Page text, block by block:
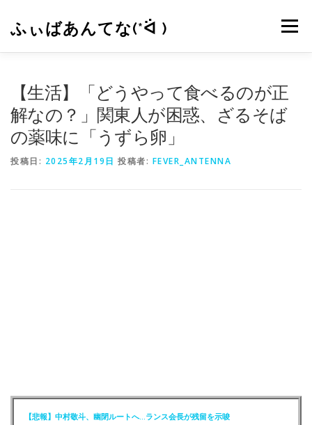
ふぃばあんてな(*ᐛ ) メニュー
【生活】「どうやって食べるのが正
解なの？」関東人が困惑、ざるそば
の薬味に「うずら卵」
投稿日: 2025年2月19日 投稿者: FEVER_ANTENNA
【悲報】中村敬斗、幽閉ルートへ…ランス会長が残留を示唆